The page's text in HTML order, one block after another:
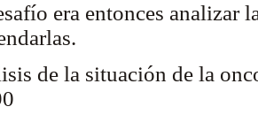
era entonces analizar
de la situación de la